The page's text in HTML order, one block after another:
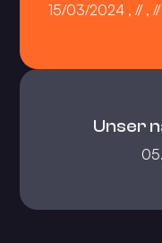
15/03/2024 , // , //
Unser